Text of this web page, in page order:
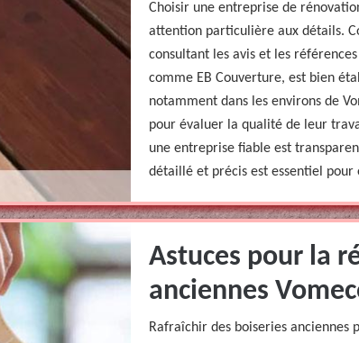
Choisir une entreprise de
attention particulière aux détails.
consultant les avis et les
comme EB Couverture, est bien
notamment dans les environs de
pour évaluer la qualité de leur
une entreprise fiable est
détaillé et précis est essentiel pour
Astuces pour la
anciennes
Rafraîchir des boiseries